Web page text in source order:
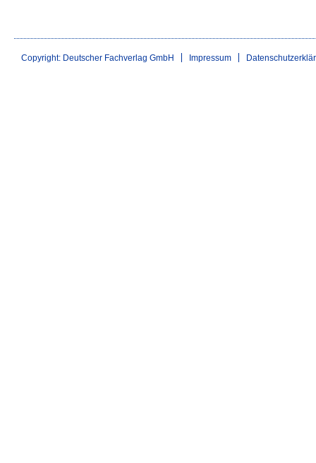
Copyright: Deutscher Fachverlag GmbH Impressum